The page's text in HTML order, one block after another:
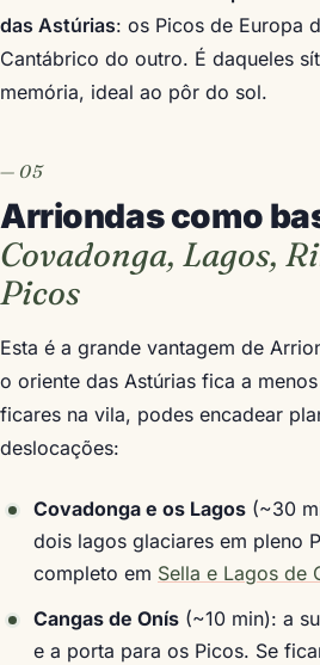
das Astúrias: os Picos de Europa
Cantábrico do outro. É daqueles
memória, ideal ao pôr do sol.
Arriondas como
Covadonga, Lagos,
Picos
Esta é a grande vantagem de
o oriente das Astúrias fica a
ficares na vila, podes encadear
deslocações:
Covadonga e os Lagos (~30
dois lagos glaciares em pleno
completo em Sella e Lagos de
Cangas de Onís (~10 min): a
e a porta para os Picos. Se